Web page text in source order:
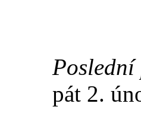
Poslední
pát 2.